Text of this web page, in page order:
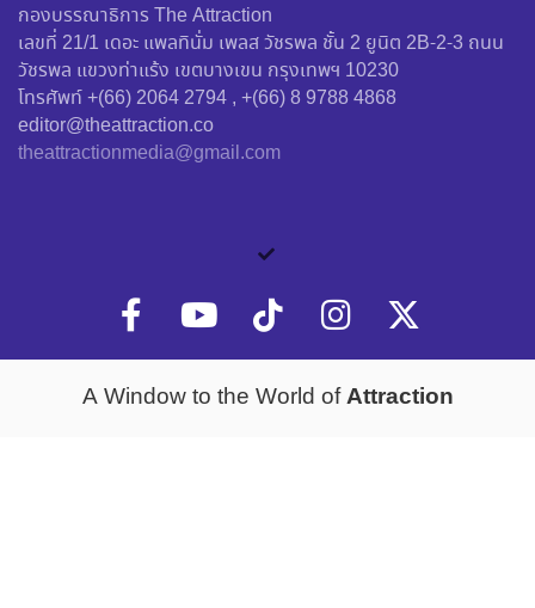
กองบรรณาธิการ The Attraction
เลขที่ 21/1 เดอะ แพลทินั่ม เพลส วัชรพล ชั้น 2 ยูนิต 2B-2-3 ถนน
วัชรพล แขวงท่าแร้ง เขตบางเขน กรุงเทพฯ 10230
โทรศัพท์ +(66) 2064 2794 , +(66) 8 9788 4868
editor@theattraction.co
theattractionmedia@gmail.com
A Window to the World ofAttraction